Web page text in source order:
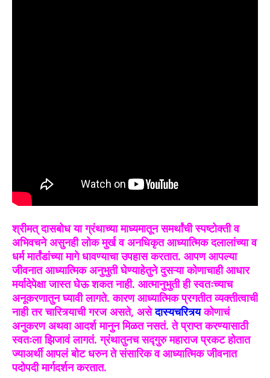
श्रीमत् दासबोध या ग्रंथाच्या माध्यमातून समर्थांची स्पष्टोक्ती व
अभिवचने असुनही लोक मुर्ख व अनधिकृत आध्यात्मिक दलालांच्या व
धर्म मार्तंडांच्या मागे धावण्याचा उपहास करतात. आपण आपल्या
जीवनात आध्यात्मिक अनुभुती घेण्याहेतुने दुसऱ्या कोणाचाही आधार
मर्यादेपेक्षा जास्त घेऊ शकत नाही. आत्मानुभुती ही स्वतःच्याच
अनूकरणातुन घ्यावी लागते. कारण आध्यात्मिक प्रगतीत व्यक्तीत्वाची
नाही तर चारित्र्याची गरज असते, असेदास्यचरित्र्यकोणाचं
अनुकरण अथवा आदर्श मानुन मिळत नसतं. ते प्राप्त करण्यासाठी
स्वतःला झिजावं लागतं. ग्रंथातुनच सद्गुरु महाराज प्रकट होतात
ज्याअर्थी आपलं बोट धरुन ते संसारिक व आध्यात्मिक जीवनात
पदोपदी मार्गदर्शन करतात.